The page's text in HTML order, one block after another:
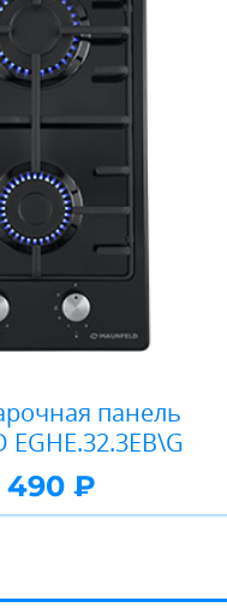
панель
EGHE.32.3EB\G
490 ₽